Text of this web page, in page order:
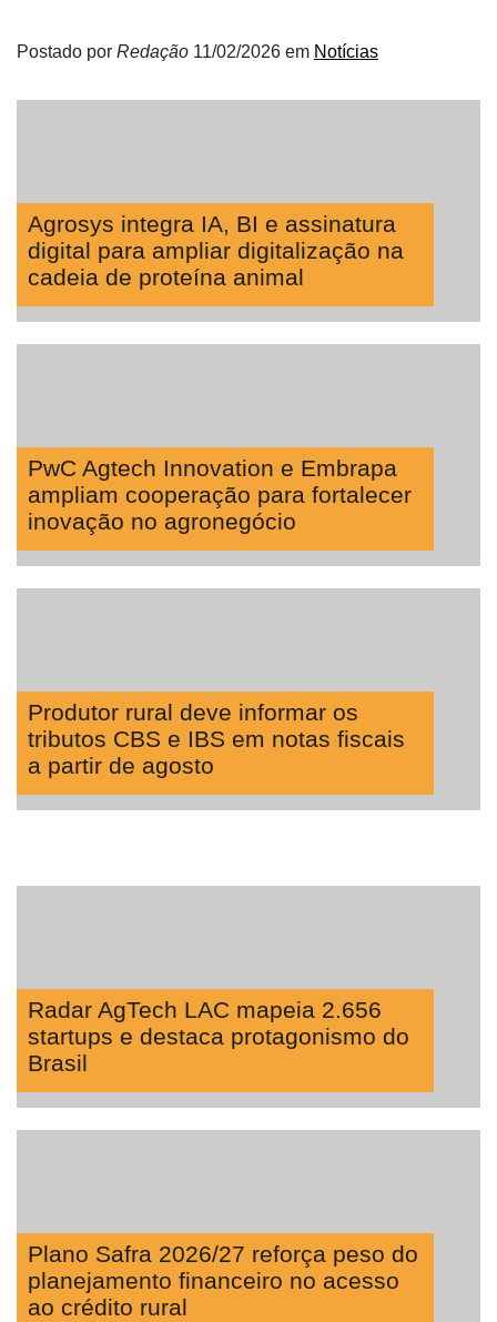
Postado por Redação 11/02/2026 em Notícias
Agrosys integra IA, BI e assinatura
digital para ampliar digitalização na
cadeia de proteína animal
PwC Agtech Innovation e Embrapa
ampliam cooperação para fortalecer
inovação no agronegócio
Produtor rural deve informar os
tributos CBS e IBS em notas fiscais
a partir de agosto
Radar AgTech LAC mapeia 2.656
startups e destaca protagonismo do
Brasil
Plano Safra 2026/27 reforça peso do
planejamento financeiro no acesso
ao crédito rural